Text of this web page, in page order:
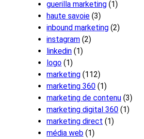
guerilla marketing (1)
haute savoie (3)
inbound marketing (2)
instagram (2)
linkedin (1)
logo (1)
marketing (112)
marketing 360 (1)
marketing de contenu (3)
marketing digital 360 (1)
marketing direct (1)
média web (1)